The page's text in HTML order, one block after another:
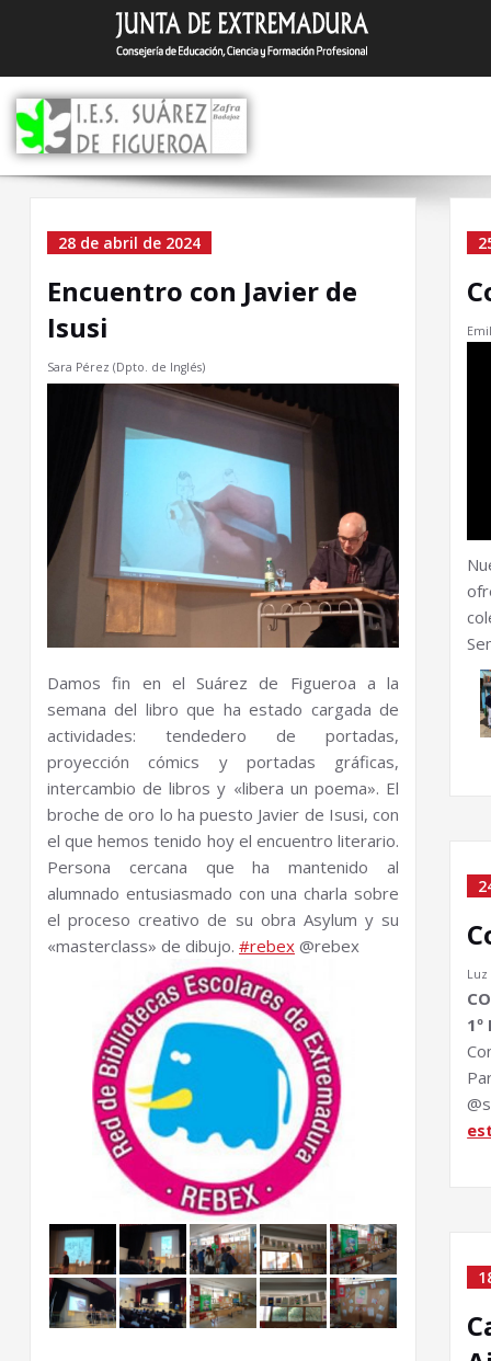
Saltar
contenido
Home
28 de abril de 2024
Encuentro con Javier de
Isusi
Sara Pérez (Dpto. de Inglés)
Damos fin en el Suárez de Figueroa a la
semana del libro que ha estado cargada de
actividades: tendedero de portadas,
proyección cómics y portadas gráficas,
intercambio de libros y «libera un poema». El
broche de oro lo ha puesto Javier de Isusi, con
el que hemos tenido hoy el encuentro literario.
Persona cercana que ha mantenido al
alumnado entusiasmado con una charla sobre
el proceso creativo de su obra Asylum y su
«masterclass» de dibujo. #rebex @rebex
Luz
1º